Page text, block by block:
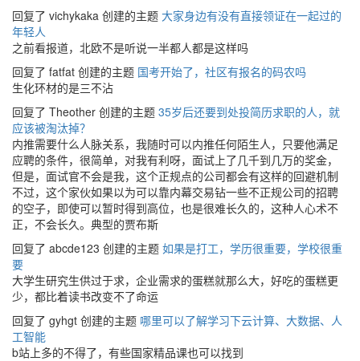
回复了 vichykaka 创建的主题 大家身边有没有直接领证在一起过的
年轻人
之前看报道，北欧不是听说一半都人都是这样吗
回复了 fatfat 创建的主题 国考开始了，社区有报名的码农吗
生化环材的是三不沾
回复了 Theother 创建的主题 35岁后还要到处投简历求职的人，就
应该被淘汰掉？
内推需要什么人脉关系，我随时可以内推任何陌生人，只要他满足
应聘的条件，很简单，对我有利呀，面试上了几千到几万的奖金，
但是，面试官不会是我，这个正规点的公司都会有这样的回避机制
不过，这个家伙如果以为可以靠内幕交易钻一些不正规公司的招聘
的空子，即使可以暂时得到高位，也是很难长久的，这种人心术不
正，不会长久。典型的贾布斯
回复了 abcde123 创建的主题 如果是打工，学历很重要，学校很重
要
大学生研究生供过于求，企业需求的蛋糕就那么大，好吃的蛋糕更
少，都比着读书改变不了命运
回复了 gyhgt 创建的主题 哪里可以了解学习下云计算、大数据、人
工智能
b站上多的不得了，有些国家精品课也可以找到